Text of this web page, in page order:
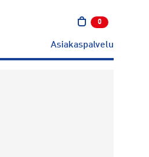
0 tuotetta
Asiakaspalvelu